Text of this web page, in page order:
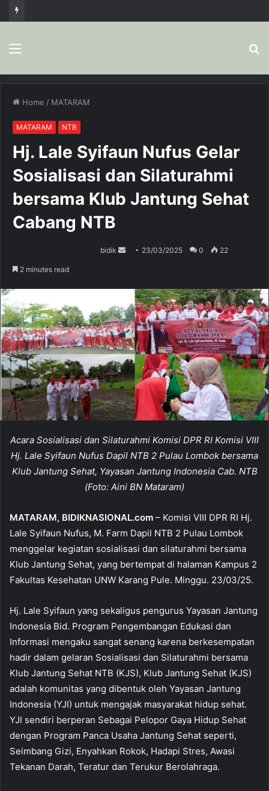
Home / MATARAM
MATARAM NTB
Hj. Lale Syifaun Nufus Gelar
Sosialisasi dan Silaturahmi
bersama Klub Jantung Sehat
Cabang NTB
bidik
a
n
e
m
a
i
l
23/03/2025 0 22
2 minutes read
Acara Sosialisasi dan Silaturahmi Komisi DPR RI Komisi VIII
Hj. Lale Syifaun Nufus Dapil NTB 2 Pulau Lombok bersama
Klub Jantung Sehat, Yayasan Jantung Indonesia Cab. NTB
(Foto: Aini BN Mataram)
MATARAM, BIDIKNASIONAL.com – Komisi VIII DPR RI Hj.
Lale Syifaun Nufus, M. Farm Dapil NTB 2 Pulau Lombok
menggelar kegiatan sosialisasi dan silaturahmi bersama
Klub Jantung Sehat, yang bertempat di halaman Kampus 2
Fakultas Kesehatan UNW Karang Pule. Minggu. 23/03/25.
Hj. Lale Syifaun yang sekaligus pengurus Yayasan Jantung
Indonesia Bid. Program Pengembangan Edukasi dan
Informasi mengaku sangat senang karena berkesempatan
hadir dalam gelaran Sosialisasi dan Silaturahmi bersama
Klub Jantung Sehat NTB (KJS), Klub Jantung Sehat (KJS)
adalah komunitas yang dibentuk oleh Yayasan Jantung
Indonesia (YJI) untuk mengajak masyarakat hidup sehat.
YJI sendiri berperan Sebagai Pelopor Gaya Hidup Sehat
dengan Program Panca Usaha Jantung Sehat seperti,
Seimbang Gizi, Enyahkan Rokok, Hadapi Stres, Awasi
Tekanan Darah, Teratur dan Terukur Berolahraga.